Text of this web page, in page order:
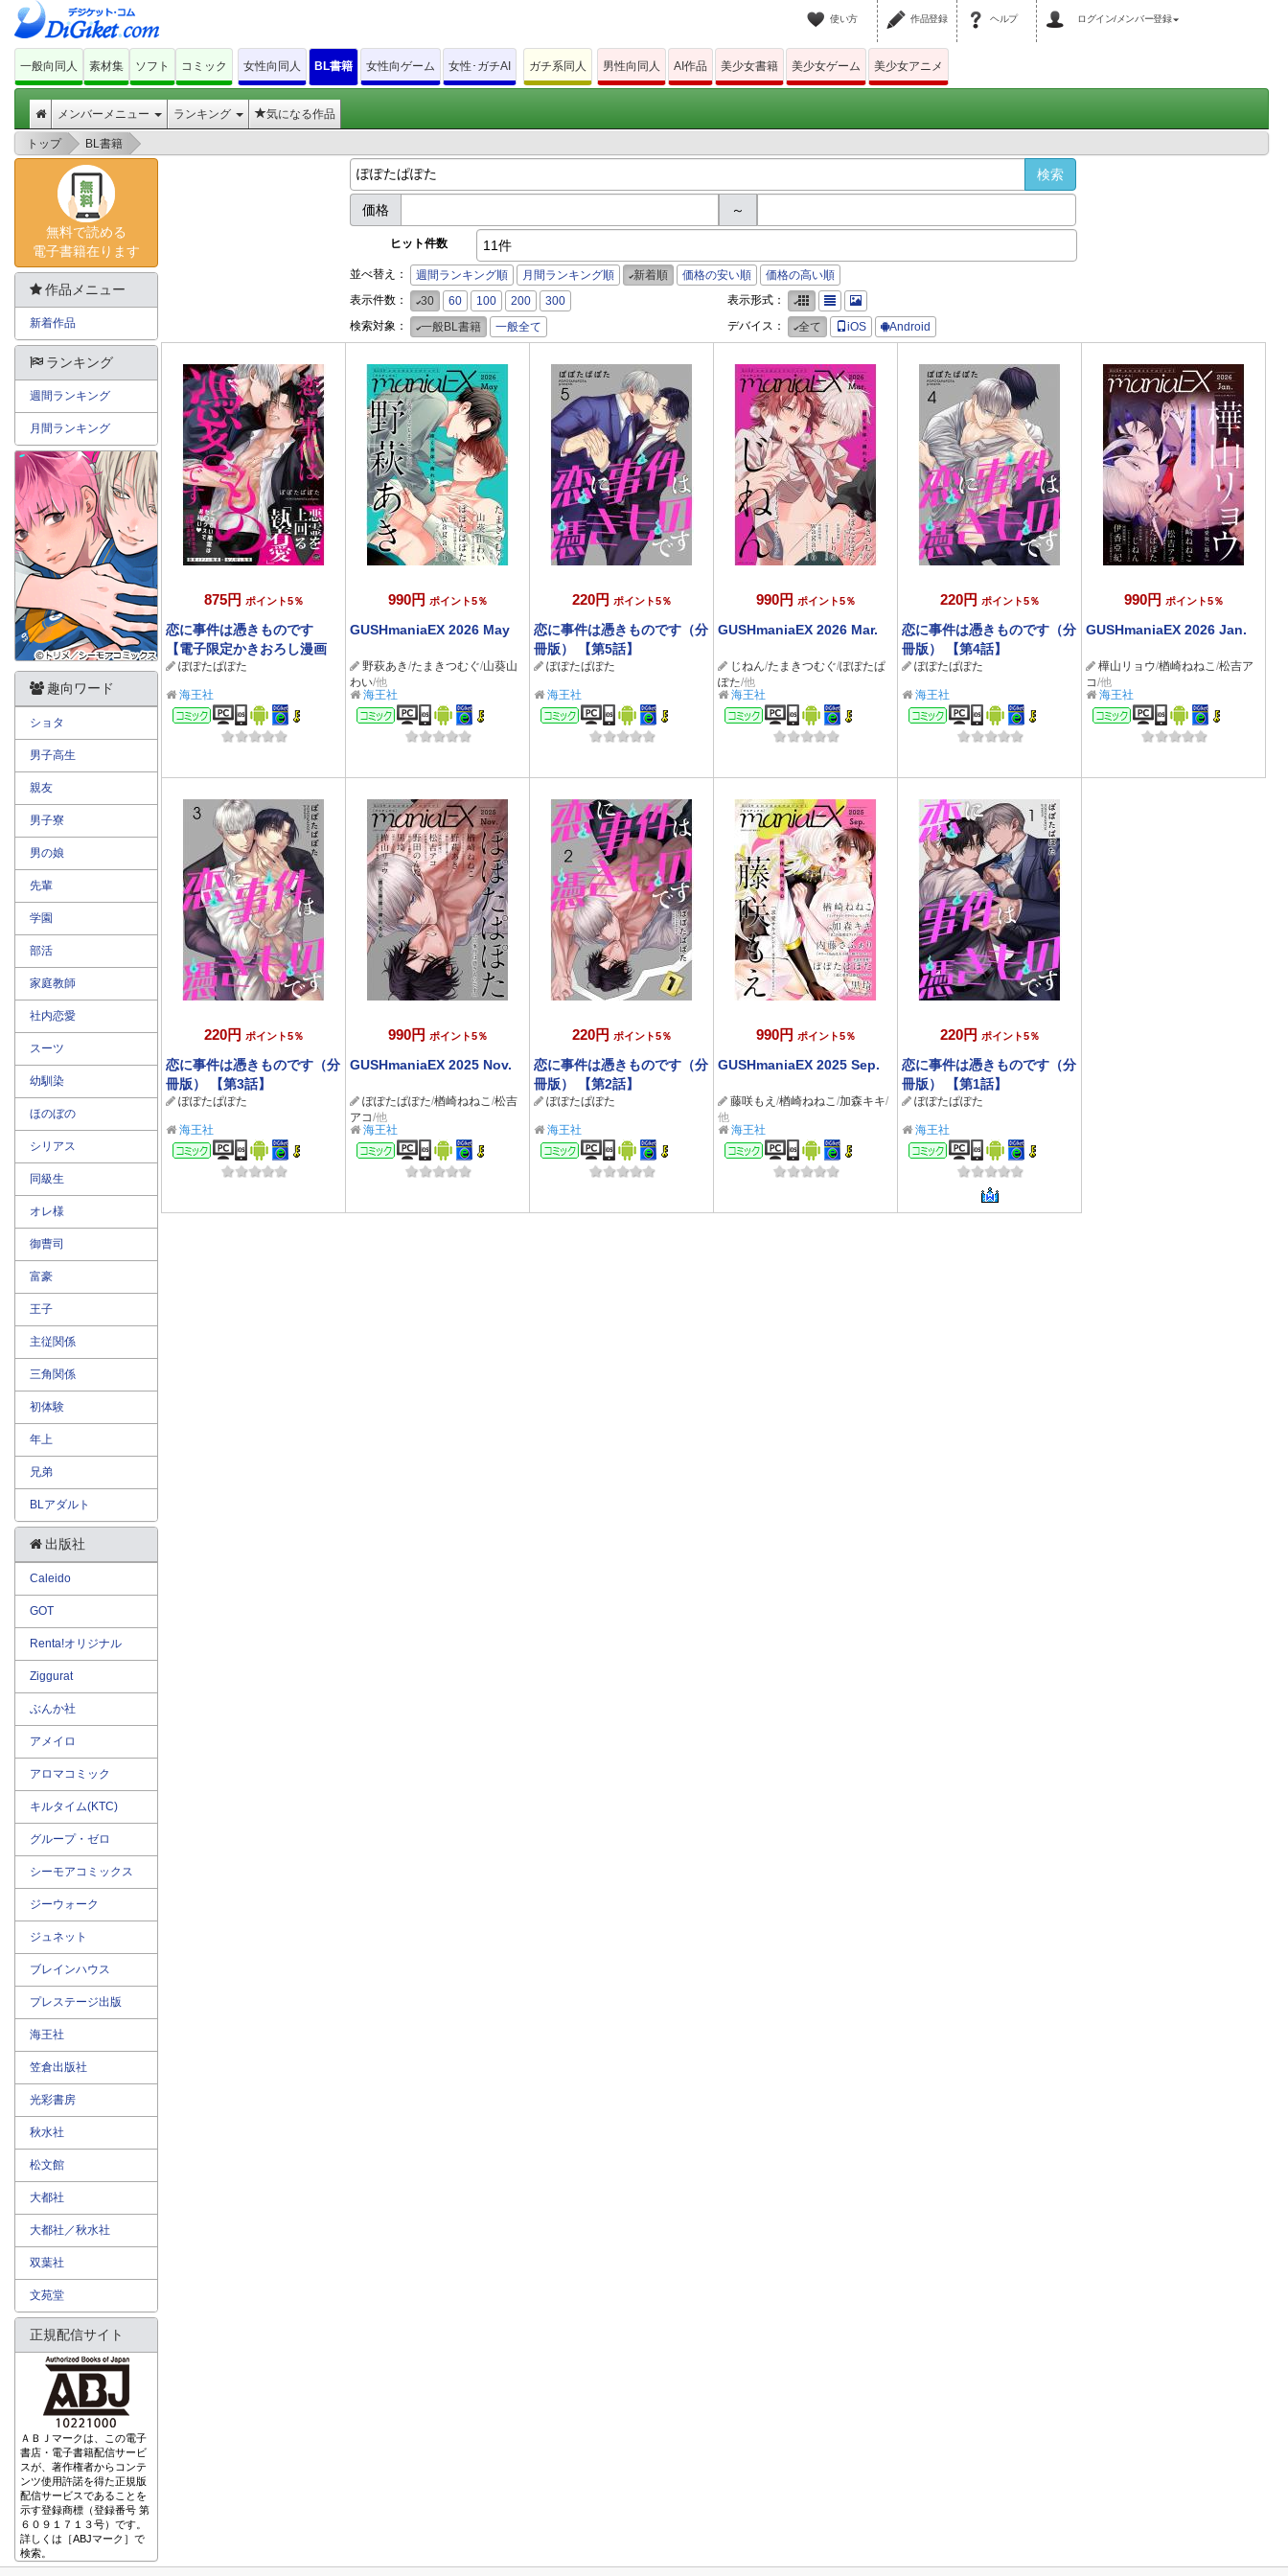
使い方 作品登録 ヘルプ ログイン/メンバー登録
一般向同人 素材集 ソフト コミック 女性向同人 BL書籍 女性向ゲーム 女性･ガチAI ガチ系同人 男性向同人 AI作品 美少女書籍 美少女ゲーム 美少女アニメ
メンバーメニュー ランキング 気になる作品
トップ > BL書籍 >
価格 ～
ヒット件数 11件
並べ替え： 週間ランキング順 月間ランキング順 新着順 価格の安い順
価格の高い順
表示件数：
30 60 100 200 300
表示形式：
検索対象：
一般BL書籍 一般全て デバイス： 全て iOS Android
875円 ポイント5％
恋に事件は憑きものです
【電子限定かきおろし漫画
2P付】
ぽぽたぱぽた
海王社
コミック
990円 ポイント5％
GUSHmaniaEX 2026 May
野萩あき/たまきつむぐ/山葵山
わい/他
海王社
コミック
220円 ポイント5％
恋に事件は憑きものです（分
冊版） 【第5話】
ぽぽたぱぽた
海王社
コミック
990円 ポイント5％
GUSHmaniaEX 2026 Mar.
じねん/たまきつむぐ/ぽぽたぱ
ぽた/他
海王社
コミック
220円 ポイント5％
恋に事件は憑きものです（分
冊版） 【第4話】
ぽぽたぱぽた
海王社
コミック
990円 ポイント5％
GUSHmaniaEX 2026 Jan.
樺山リョウ/楢崎ねねこ/松吉ア
コ/他
海王社
コミック
220円 ポイント5％
恋に事件は憑きものです（分
冊版） 【第3話】
ぽぽたぱぽた
海王社
コミック
990円 ポイント5％
GUSHmaniaEX 2025 Nov.
ぽぽたぱぽた/楢崎ねねこ/松吉
アコ/他
海王社
コミック
220円 ポイント5％
恋に事件は憑きものです（分
冊版） 【第2話】
ぽぽたぱぽた
海王社
コミック
990円 ポイント5％
GUSHmaniaEX 2025 Sep.
藤咲もえ /楢崎ねねこ/加森キキ/
他
海王社
コミック
220円 ポイント5％
恋に事件は憑きものです（分
冊版） 【第1話】
ぽぽたぱぽた
海王社
コミック
無料で読める
電子書籍在ります
作品メニュー
新着作品
ランキング
週間ランキング
月間ランキング
趣向ワード
ショタ
男子高生
親友
男子寮
男の娘
先輩
学園
部活
家庭教師
社内恋愛
スーツ
幼馴染
ほのぼの
シリアス
同級生
オレ様
御曹司
富豪
王子
主従関係
三角関係
初体験
年上
兄弟
BLアダルト
出版社
Caleido
GOT
Renta!オリジナル
Ziggurat
ぶんか社
アメイロ
アロマコミック
キルタイム(KTC)
グループ・ゼロ
シーモアコミックス
ジーウォーク
ジュネット
ブレインハウス
プレステージ出版
海王社
笠倉出版社
光彩書房
秋水社
松文館
大都社
大都社／秋水社
双葉社
文苑堂
正規配信サイト
ＡＢＪマークは、この電子
書店・電子書籍配信サービ
スが、著作権者からコンテ
ンツ使用許諾を得た正規版
配信サービスであることを
示す登録商標（登録番号 第
６０９１７１３号）です。
詳しくは［ABJマーク］で
検索。